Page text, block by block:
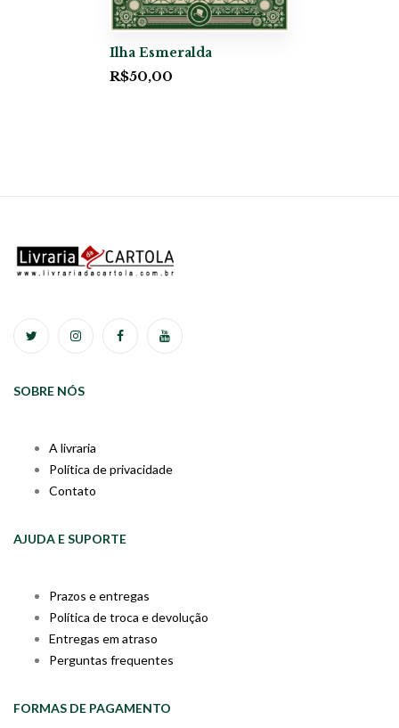
Ilha Esmeralda
R$50,00
SOBRE NÓS
A livraria
Política de privacidade
Contato
AJUDA E SUPORTE
Prazos e entregas
Política de troca e devolução
Entregas em atraso
Perguntas frequentes
FORMAS DE PAGAMENTO